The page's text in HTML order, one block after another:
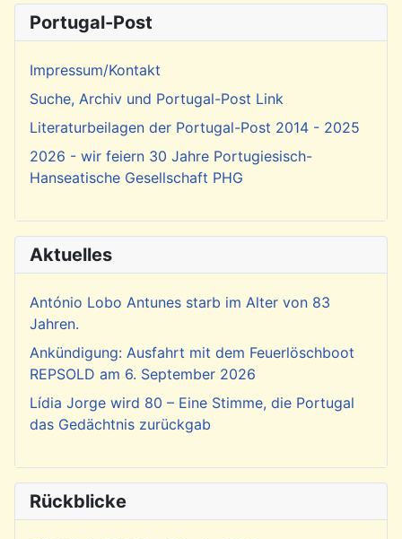
Portugal-Post
Impressum/Kontakt
Suche, Archiv und Portugal-Post Link
Literaturbeilagen der Portugal-Post 2014 - 2025
2026 - wir feiern 30 Jahre Portugiesisch-
Hanseatische Gesellschaft PHG
Aktuelles
António Lobo Antunes starb im Alter von 83
Jahren.
Ankündigung: Ausfahrt mit dem Feuerlöschboot
REPSOLD am 6. September 2026
Lídia Jorge wird 80 – Eine Stimme, die Portugal
das Gedächtnis zurückgab
Rückblicke